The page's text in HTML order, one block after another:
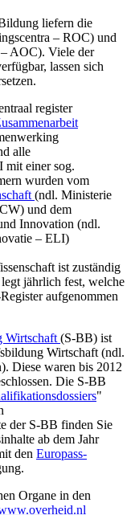
liefern die
– ROC) und
AOC). Viele der
lassen sich
register
alle
mit einer sog.
wurden vom
(ndl. Ministerie
und dem
Innovation (ndl.
– ELI)
ist zuständig
jährlich fest, welche
aufgenommen
Wirtschaft (S-BB) ist
Wirtschaft (ndl.
Diese waren bis 2012
Die S-BB
"
der S-BB finden Sie
ab dem Jahr
den Europass-
Organe in den